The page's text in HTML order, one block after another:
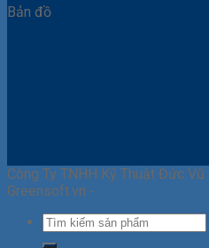
Bản đồ
Công Ty TNHH Kỹ Thuật Đức Vũ |
Greensoft.vn -